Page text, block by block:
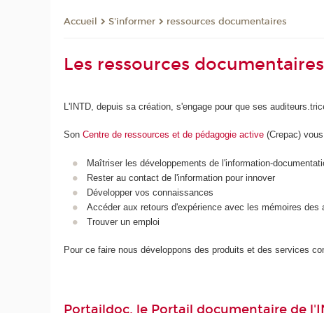
Accueil S'informer ressources documentaires
Les ressources documentaires
L'INTD, depuis sa création, s'engage pour que ses
SonCentre de ressources et de pédagogie active (Crepac)
Maîtriser les développements de l'information-
Rester au contact de l'information pour innover
Développer vos connaissances
Accéder aux retours d'expérience avec les mémoires des
Trouver un emploi
Pour ce faire nous développons des produits et des services
Portaildoc, le Portail documentaire de